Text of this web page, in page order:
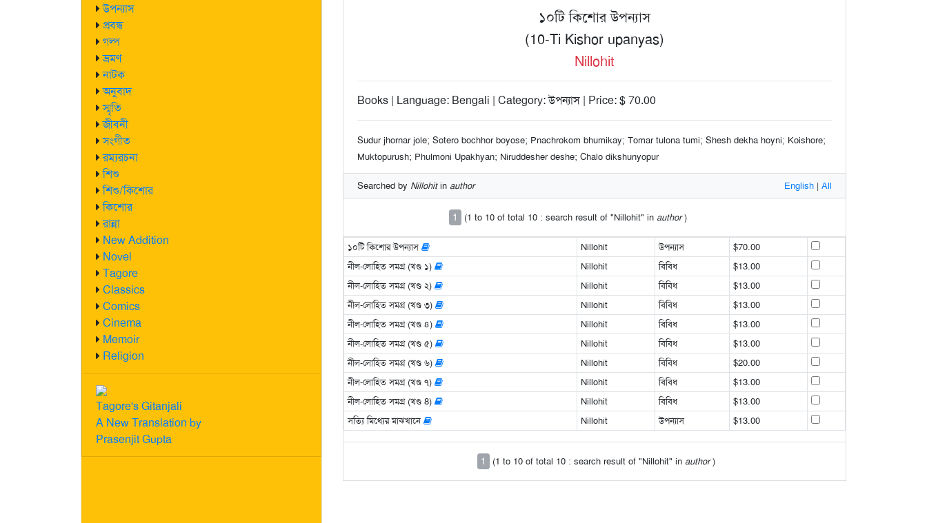
উপন্যাস
প্রবন্ধ
গল্প
ভ্রমণ
নাটক
অনুবাদ
স্মৃতি
জীবনী
সংগীত
রম্যরচনা
শিশু
শিশু/কিশোর
কিশোর
রান্না
New Addition
Novel
Tagore
Classics
Comics
Cinema
Memoir
Religion
Tagore's Gitanjali
A New Translation by
Prasenjit Gupta
১০টি কিশোর উপন্যাস
(10-Ti Kishor upanyas)
Nillohit
Books | Language: Bengali | Category: উপন্যাস | Price: $ 70.00
Sudur jhornar jole; Sotero bochhor boyose; Pnachrokom bhumikay; Tomar tulona tumi; Shesh dekha hoyni; Koishore;
Muktopurush; Phulmoni Upakhyan; Niruddesher deshe; Chalo dikshunyopur
Searched by Nillohitin author English | All
1 (1 to 10 of total 10 : search result of "Nillohit" in author)
১০টি কিশোর উপন্যাস Nillohit উপন্যাস
$70.00
নীল-লোহিত সমগ্র (খণ্ড ১)
Nillohit বিবিধ
$13.00
নীল-লোহিত সমগ্র (খণ্ড ২)
Nillohit বিবিধ
$13.00
নীল-লোহিত সমগ্র (খণ্ড ৩)
Nillohit বিবিধ
$13.00
নীল-লোহিত সমগ্র (খণ্ড ৪)
Nillohit বিবিধ
$13.00
নীল-লোহিত সমগ্র (খণ্ড ৫)
Nillohit বিবিধ
$13.00
নীল-লোহিত সমগ্র (খণ্ড ৬)
Nillohit বিবিধ
$20.00
নীল-লোহিত সমগ্র (খণ্ড ৭)
Nillohit বিবিধ
$13.00
নীল-লোহিত সমগ্র (খণ্ড 8)
Nillohit বিবিধ
$13.00
সত্যি মিথ্যের মাঝখানে
Nillohit উপন্যাস $13.00
1 (1 to 10 of total 10 : search result of "Nillohit" in author)